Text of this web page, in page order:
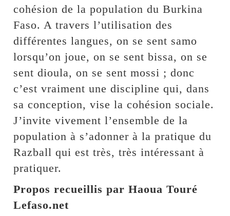
cohésion de la population du Burkina
Faso. A travers l’utilisation des
différentes langues, on se sent samo
lorsqu’on joue, on se sent bissa, on se
sent dioula, on se sent mossi ; donc
c’est vraiment une discipline qui, dans
sa conception, vise la cohésion sociale.
J’invite vivement l’ensemble de la
population à s’adonner à la pratique du
Razball qui est très, très intéressant à
pratiquer.
Propos recueillis par Haoua Touré
Lefaso.net